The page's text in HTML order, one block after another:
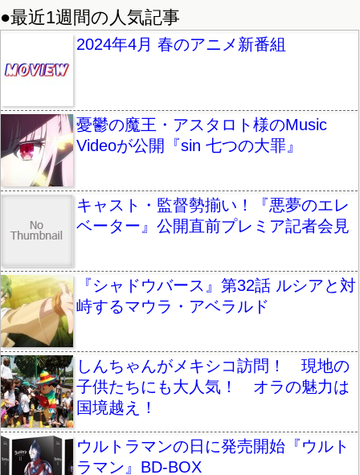
●最近1週間の人気記事
2024年4月 春のアニメ新番組
憂鬱の魔王・アスタロト様のMusic
Videoが公開『sin 七つの大罪』
キャスト・監督勢揃い！『悪夢のエレ
ベーター』公開直前プレミア記者会見
『シャドウバース』第32話 ルシアと対
峙するマウラ・アベラルド
しんちゃんがメキシコ訪問！ 現地の
子供たちにも大人気！ オラの魅力は
国境越え！
ウルトラマンの日に発売開始『ウルト
ラマン』BD-BOX